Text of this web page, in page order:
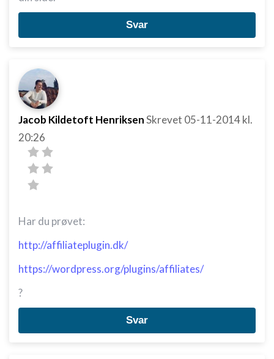
Svar
Jacob Kildetoft HenriksenSkrevet 05-11-2014kl.
20:26
Har du prøvet:
http://affiliateplugin.dk/
https://wordpress.org/plugins/affiliates/
?
Svar